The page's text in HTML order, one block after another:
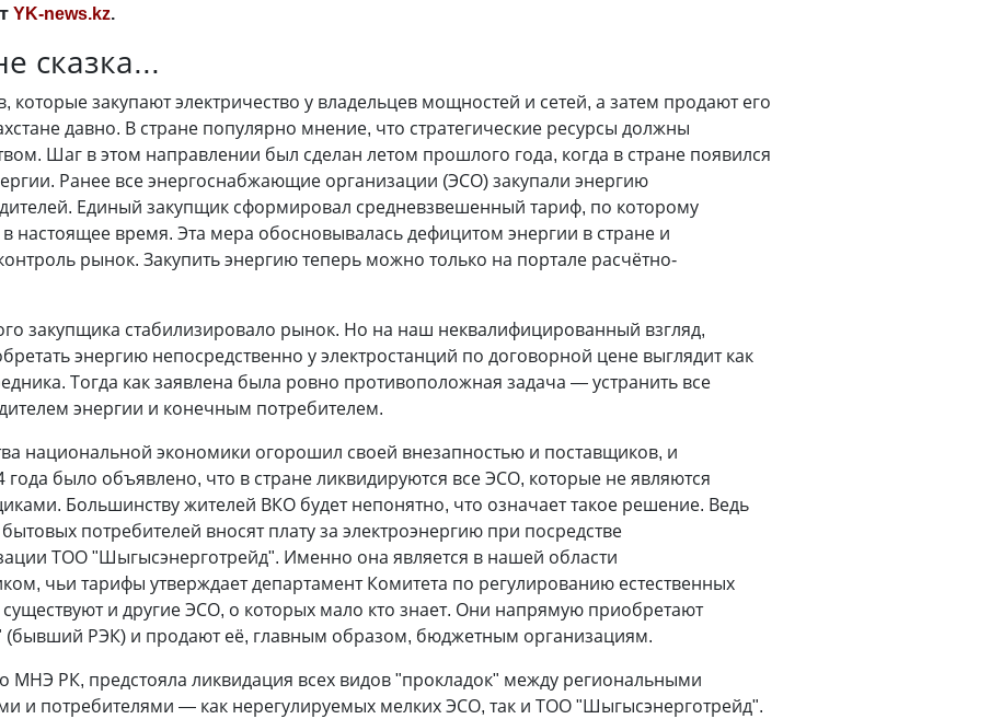
YK-news.kz.
сказка...
которые закупают электричество у владельцев мощностей и сетей, а затем продают его
давно. В стране популярно мнение, что стратегические ресурсы должны
Шаг в этом направлении был сделан летом прошлого года, когда в стране появился
Ранее все энергоснабжающие организации (ЭСО) закупали энергию
Единый закупщик сформировал средневзвешенный тариф, по которому
в настоящее время. Эта мера обосновывалась дефицитом энергии в стране и
рынок. Закупить энергию теперь можно только на портале расчётно-
закупщика стабилизировало рынок. Но на наш неквалифицированный взгляд,
энергию непосредственно у электростанций по договорной цене выглядит как
Тогда как заявлена была ровно противоположная задача — устранить все
энергии и конечным потребителем.
национальной экономики огорошил своей внезапностью и поставщиков, и
года было объявлено, что в стране ликвидируются все ЭСО, которые не являются
Большинству жителей ВКО будет непонятно, что означает такое решение. Ведь
потребителей вносят плату за электроэнергию при посредстве
ТОО "Шыгысэнерготрейд". Именно она является в нашей области
чьи тарифы утверждает департамент Комитета по регулированию естественных
и другие ЭСО, о которых мало кто знает. Они напрямую приобретают
(бывший РЭК) и продают её, главным образом, бюджетным организациям.
МНЭ РК, предстояла ликвидация всех видов "прокладок" между региональными
и потребителями — как нерегулируемых мелких ЭСО, так и ТОО "Шыгысэнерготрейд".